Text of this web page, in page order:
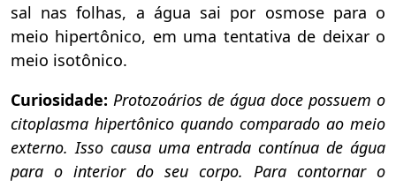
sal nas folhas, a água sai por osmose para o
meio hipertônico, em uma tentativa de deixar o
meio isotônico.
Curiosidade: Protozoários de água doce possuem o
citoplasma hipertônico quando comparado ao meio
externo. Isso causa uma entrada contínua de água
para o interior do seu corpo. Para contornar o